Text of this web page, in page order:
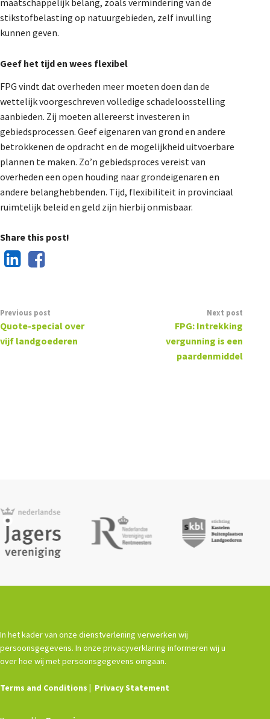
maatschappelijk belang, zoals vermindering van de
stikstofbelasting op natuurgebieden, zelf invulling
kunnen geven.
Geef het tijd en wees flexibel
FPG vindt dat overheden meer moeten doen dan de
wettelijk voorgeschreven volledige schadeloosstelling
aanbieden. Zij moeten allereerst investeren in
gebiedsprocessen. Geef eigenaren van grond en andere
betrokkenen de opdracht en de mogelijkheid uitvoerbare
plannen te maken. Zo’n gebiedsproces vereist van
overheden een open houding naar grondeigenaren en
andere belanghebbenden. Tijd, flexibiliteit in provinciaal
ruimtelijk beleid en geld zijn hierbij onmisbaar.
Share this post!
Previous post
Quote-special over
vijf landgoederen
Next post
FPG: Intrekking
vergunning is een
paardenmiddel
In het kader van onze dienstverlening verwerken wij
persoonsgegevens. In onze privacyverklaring informeren wij u
over hoe wij met persoonsgegevens omgaan.
Terms and Conditions Privacy Statement